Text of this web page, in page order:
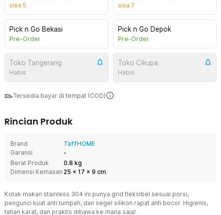
sisa 5 sisa 7
Pick n Go Bekasi
Pre-Order
Pick n Go Depok
Pre-Order
Toko Tangerang
Habis
Toko Cikupa
Habis
Tersedia bayar di tempat (COD)
Rincian Produk
Brand
TaffHOME
Garansi
-
Berat Produk
0.8 kg
Dimensi Kemasan 25 x 17 x 9 cm
Kotak makan stainless 304 ini punya grid fleksibel sesuai porsi,
pengunci kuat anti tumpah, dan segel silikon rapat anti bocor. Higienis,
tahan karat, dan praktis dibawa ke mana saja!